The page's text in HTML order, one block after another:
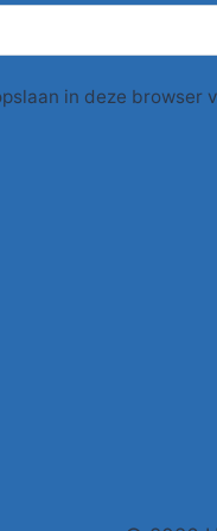
in deze